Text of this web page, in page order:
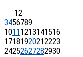
12
3456789
10111213141516
17181920212223
24252627282930